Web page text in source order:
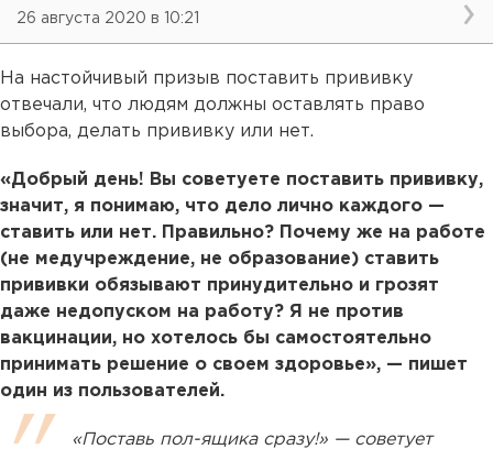
26 августа 2020 в 10:21
На настойчивый призыв поставить прививку
отвечали, что людям должны оставлять право
выбора, делать прививку или нет.
«Добрый день! Вы советуете поставить прививку,
значит, я понимаю, что дело лично каждого —
ставить или нет. Правильно? Почему же на работе
(не медучреждение, не образование) ставить
прививки обязывают принудительно и грозят
даже недопуском на работу? Я не против
вакцинации, но хотелось бы самостоятельно
принимать решение о своем здоровье», — пишет
один из пользователей.
«Поставь пол-ящика сразу!» — советует